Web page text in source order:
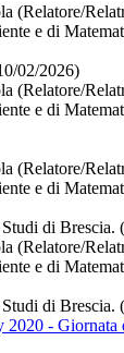
(Relatore/
e di
02/2026)
(Relatore/
e di
(Relatore/
e di
di Brescia.
(Relatore/
e di
di Brescia.
- Giornata